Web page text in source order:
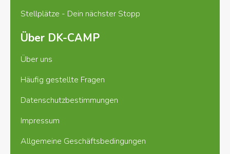
Stellplätze - Dein nächster Stopp
Über DK-CAMP
Über uns
Häufig gestellte Fragen
Datenschutzbestimmungen
Impressum
Allgemeine Geschäftsbedingungen